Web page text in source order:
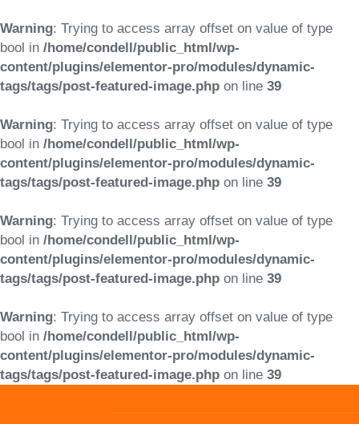
Warning: Trying to access array offset on value of type
bool in /home/condell/public_html/wp-
content/plugins/elementor-pro/modules/dynamic-
tags/tags/post-featured-image.php on line 39
Warning: Trying to access array offset on value of type
bool in /home/condell/public_html/wp-
content/plugins/elementor-pro/modules/dynamic-
tags/tags/post-featured-image.php on line 39
Warning: Trying to access array offset on value of type
bool in /home/condell/public_html/wp-
content/plugins/elementor-pro/modules/dynamic-
tags/tags/post-featured-image.php on line 39
Warning: Trying to access array offset on value of type
bool in /home/condell/public_html/wp-
content/plugins/elementor-pro/modules/dynamic-
tags/tags/post-featured-image.php on line 39